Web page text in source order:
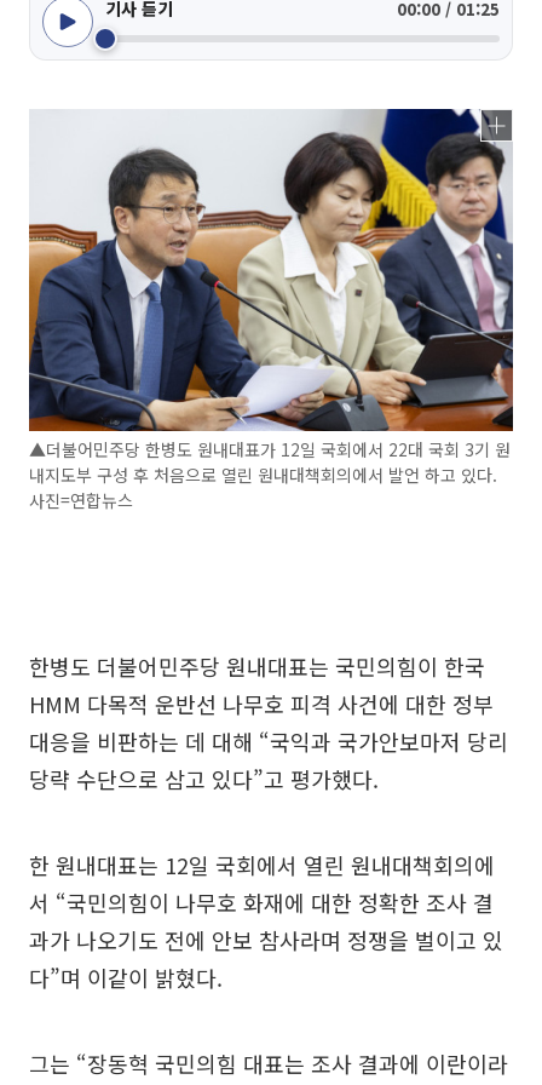
기사 듣기 00:00 / 01:25
▲더불어민주당 한병도 원내대표가 12일 국회에서 22대 국회 3기 원
내지도부 구성 후 처음으로 열린 원내대책회의에서 발언 하고 있다.
사진=연합뉴스
한병도 더불어민주당 원내대표는 국민의힘이 한국
HMM 다목적 운반선 나무호 피격 사건에 대한 정부
대응을 비판하는 데 대해 “국익과 국가안보마저 당리
당략 수단으로 삼고 있다”고 평가했다.
한 원내대표는 12일 국회에서 열린 원내대책회의에
서 “국민의힘이 나무호 화재에 대한 정확한 조사 결
과가 나오기도 전에 안보 참사라며 정쟁을 벌이고 있
다”며 이같이 밝혔다.
그는 “장동혁 국민의힘 대표는 조사 결과에 이란이라